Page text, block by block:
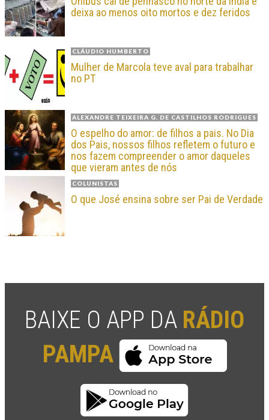
deixa ao menos oito mortos e dez feridos
CLÁUDIO HUMBERTO
Mulher de Marcola teve aval para trabalhar
no PT
ALEXANDRE TEIXEIRA G. DE CASTILHOS RODRIGUES
O espelho do amor: de filhos a pais. No Dia
dos Pais, nossos filhos refletem o futuro e
nos fazem compreender o amor daqueles
que vieram antes de nós
COLUNISTAS
O que José ensina sobre ser Pai de Verdade
BAIXE O APP DA RÁDIO
PAMPA